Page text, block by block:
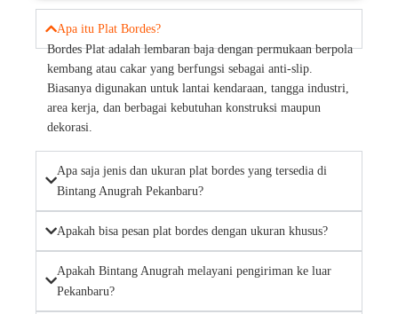
Apa itu Plat Bordes?
Bordes Plat adalah lembaran baja dengan permukaan berpola
kembang atau cakar yang berfungsi sebagai anti-slip.
Biasanya digunakan untuk lantai kendaraan, tangga industri,
area kerja, dan berbagai kebutuhan konstruksi maupun
dekorasi.
Apa saja jenis dan ukuran plat bordes yang tersedia di
Bintang Anugrah Pekanbaru?
Apakah bisa pesan plat bordes dengan ukuran khusus?
Apakah Bintang Anugrah melayani pengiriman ke luar
Pekanbaru?